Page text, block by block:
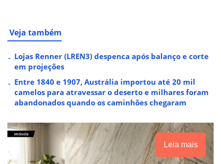
Veja também
Lojas Renner (LREN3) despenca após balanço e corte
em projeções
Entre 1840 e 1907, Austrália importou até 20 mil
camelos para atravessar o deserto e milhares foram
abandonados quando os caminhões chegaram
Leia mais